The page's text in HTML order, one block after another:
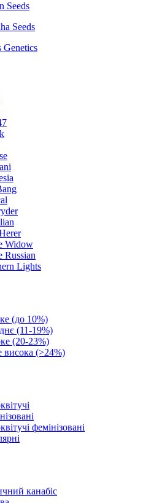
Seeds
Seeds
Genetics
Widow
Russian
Lights
(до 10%)
(11-19%)
(20-23%)
висока (>24%)
фемінізовані
канабіс